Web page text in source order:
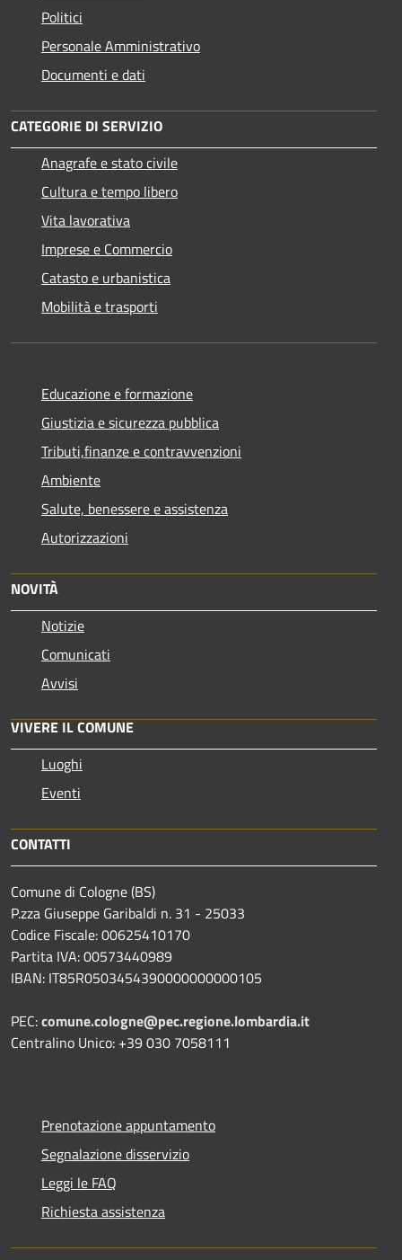
Politici
Personale Amministrativo
Documenti e dati
CATEGORIE DI SERVIZIO
Anagrafe e stato civile
Cultura e tempo libero
Vita lavorativa
Imprese e Commercio
Catasto e urbanistica
Mobilità e trasporti
Educazione e formazione
Giustizia e sicurezza pubblica
Tributi,finanze e contravvenzioni
Ambiente
Salute, benessere e assistenza
Autorizzazioni
NOVITÀ
Notizie
Comunicati
Avvisi
VIVERE IL COMUNE
Luoghi
Eventi
CONTATTI
Comune di Cologne (BS)
P.zza Giuseppe Garibaldi n. 31 - 25033
Codice Fiscale: 00625410170
Partita IVA: 00573440989
IBAN: IT85R0503454390000000000105
PEC:comune.cologne@pec.regione.lombardia.it
Centralino Unico: +39 030 7058111
Prenotazione appuntamento
Segnalazione disservizio
Leggi le FAQ
Richiesta assistenza